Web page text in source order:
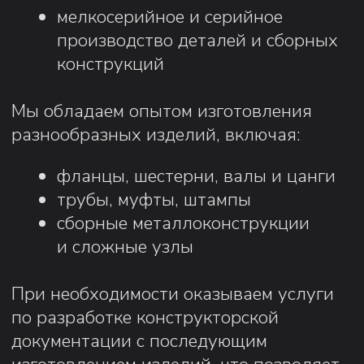
3D моделирование
Узнать подробнее...
Заказать
Лазерная резка